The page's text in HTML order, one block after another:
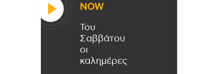
NOW
Του
Σαββάτου
οι
καλημέρες